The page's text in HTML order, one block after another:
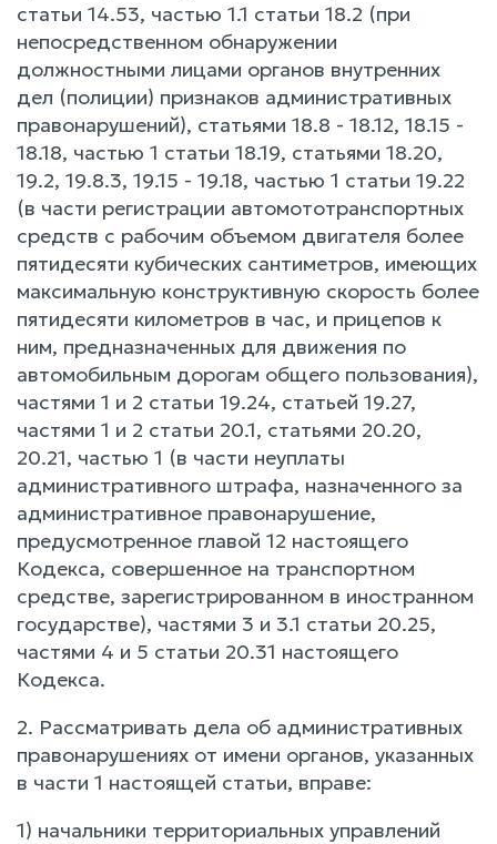
статьи 14.53, частью 1.1 статьи 18.2 (при
непосредственном обнаружении
должностными лицами органов внутренних
дел (полиции) признаков административных
правонарушений), статьями 18.8 - 18.12, 18.15 -
18.18, частью 1 статьи 18.19, статьями 18.20,
19.2, 19.8.3, 19.15 - 19.18, частью 1 статьи 19.22
(в части регистрации автомототранспортных
средств с рабочим объемом двигателя более
пятидесяти кубических сантиметров, имеющих
максимальную конструктивную скорость более
пятидесяти километров в час, и прицепов к
ним, предназначенных для движения по
автомобильным дорогам общего пользования),
частями 1 и 2 статьи 19.24, статьей 19.27,
частями 1 и 2 статьи 20.1, статьями 20.20,
20.21, частью 1 (в части неуплаты
административного штрафа, назначенного за
административное правонарушение,
предусмотренное главой 12 настоящего
Кодекса, совершенное на транспортном
средстве, зарегистрированном в иностранном
государстве), частями 3 и 3.1 статьи 20.25,
частями 4 и 5 статьи 20.31 настоящего
Кодекса.
2. Рассматривать дела об административных
правонарушениях от имени органов, указанных
в части 1 настоящей статьи, вправе:
1) начальники территориальных управлений